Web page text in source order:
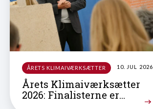
ÅRETS KLIMAIVÆRKSÆTTER 10. JUL 2026
Årets Klimaiværksætter
2026: Finalisterne er